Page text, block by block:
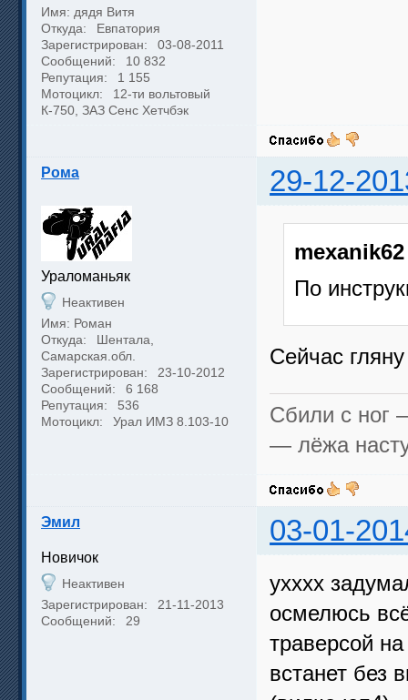
Имя: дядя Витя
Откуда:
Евпатория
Зарегистрирован:
03-08-2011
Сообщений:
10 832
Репутация:
1 155
Мотоцикл:
12-ти вольтовый
К-750, ЗАЗ Сенс Хетчбэк
Рома 29-12-
Ураломаньяк
Неактивен
Имя: Роман
Откуда:
Шентала,
Самарская.обл.
Зарегистрирован:
23-10-2012
Сообщений:
6 168
Репутация:
536
Мотоцикл:
Урал ИМЗ 8.103-10
По
Сейчас
Сбили с ног
— лёжа
Эмил 03-01-
Новичок
Неактивен
Зарегистрирован:
21-11-2013
Сообщений:
29
ухххх
осмелюсь
траверсой
встанет без